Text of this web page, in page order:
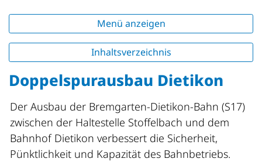
Menü anzeigen
Inhaltsverzeichnis
Doppelspurausbau Dietikon
Der Ausbau der Bremgarten-Dietikon-Bahn (S17)
zwischen der Haltestelle Stoffelbach und dem
Bahnhof Dietikon verbessert die Sicherheit,
Pünktlichkeit und Kapazität des Bahnbetriebs.